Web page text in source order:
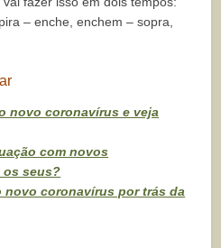
– enche, enchem – sopra,
novo coronavírus e veja
com novos
os seus?
novo coronavírus por trás da